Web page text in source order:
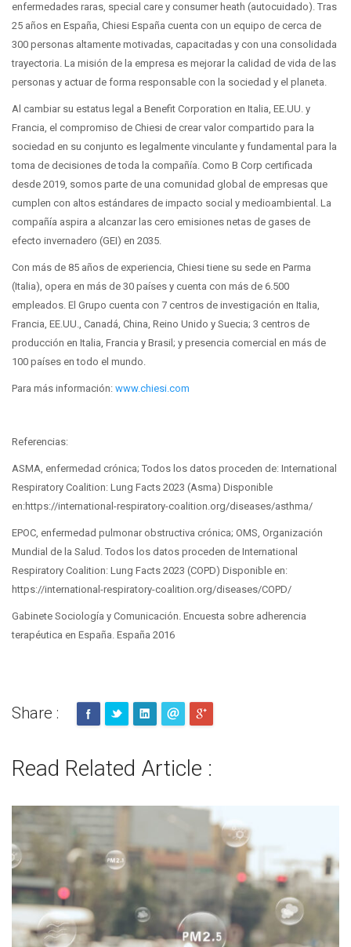
enfermedades raras, special care y consumer heath (autocuidado). Tras
25 años en España, Chiesi España cuenta con un equipo de cerca de
300 personas altamente motivadas, capacitadas y con una consolidada
trayectoria. La misión de la empresa es mejorar la calidad de vida de las
personas y actuar de forma responsable con la sociedad y el planeta.
Al cambiar su estatus legal a Benefit Corporation en Italia, EE.UU. y
Francia, el compromiso de Chiesi de crear valor compartido para la
sociedad en su conjunto es legalmente vinculante y fundamental para la
toma de decisiones de toda la compañía. Como B Corp certificada
desde 2019, somos parte de una comunidad global de empresas que
cumplen con altos estándares de impacto social y medioambiental. La
compañía aspira a alcanzar las cero emisiones netas de gases de
efecto invernadero (GEI) en 2035.
Con más de 85 años de experiencia, Chiesi tiene su sede en Parma
(Italia), opera en más de 30 países y cuenta con más de 6.500
empleados. El Grupo cuenta con 7 centros de investigación en Italia,
Francia, EE.UU., Canadá, China, Reino Unido y Suecia; 3 centros de
producción en Italia, Francia y Brasil; y presencia comercial en más de
100 países en todo el mundo.
Para más información: www.chiesi.com
Referencias:
ASMA, enfermedad crónica; Todos los datos proceden de: International
Respiratory Coalition: Lung Facts 2023 (Asma) Disponible
en:https://international-respiratory-coalition.org/diseases/asthma/
EPOC, enfermedad pulmonar obstructiva crónica; OMS, Organización
Mundial de la Salud. Todos los datos proceden de International
Respiratory Coalition: Lung Facts 2023 (COPD) Disponible en:
https://international-respiratory-coalition.org/diseases/COPD/
Gabinete Sociología y Comunicación. Encuesta sobre adherencia
terapéutica en España. España 2016
Share :
Read Related Article :